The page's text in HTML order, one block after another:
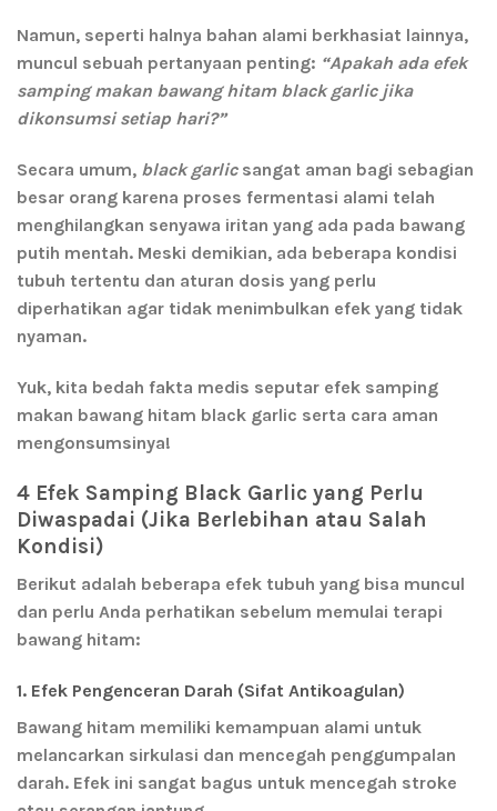
Namun, seperti halnya bahan alami berkhasiat lainnya,
muncul sebuah pertanyaan penting: “Apakah ada efek
samping makan bawang hitam black garlic jika
dikonsumsi setiap hari?”
Secara umum, black garlicsangat aman bagi sebagian
besar orang karena proses fermentasi alami telah
menghilangkan senyawa iritan yang ada pada bawang
putih mentah. Meski demikian, ada beberapa kondisi
tubuh tertentu dan aturan dosis yang perlu
diperhatikan agar tidak menimbulkan efek yang tidak
nyaman.
Yuk, kita bedah fakta medis seputar efek samping
makan bawang hitam black garlic serta cara aman
mengonsumsinya!
4 Efek Samping Black Garlic yang Perlu
Diwaspadai (Jika Berlebihan atau Salah
Kondisi)
Berikut adalah beberapa efek tubuh yang bisa muncul
dan perlu Anda perhatikan sebelum memulai terapi
bawang hitam:
1. Efek Pengenceran Darah (Sifat Antikoagulan)
Bawang hitam memiliki kemampuan alami untuk
melancarkan sirkulasi dan mencegah penggumpalan
darah. Efek ini sangat bagus untuk mencegah stroke